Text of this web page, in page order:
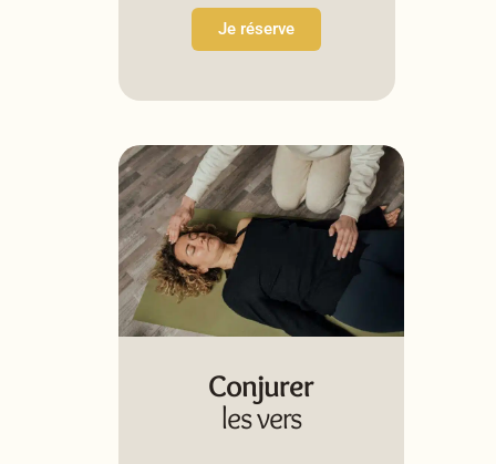
Je réserve
Conjurer
les vers​